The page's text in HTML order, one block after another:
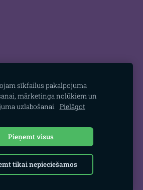
sīkfailus pakalpojuma
mārketinga nolūkiem un
uzlabošanai. Pielāgot
Pieņemt visus
tikai nepieciešamos